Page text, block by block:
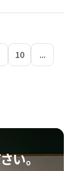
10
...
い。